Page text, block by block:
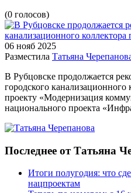
(0 голосов)
06 нояб 2025
Разместила Татьяна
В Рубцовске продолжается
городского
проекту «Модернизация
национального проекта
Последнее от Татьяна
Итоги полугодия: что
нацпроектам